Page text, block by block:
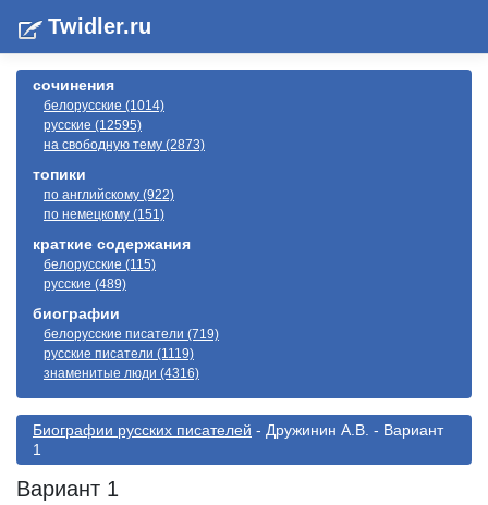
Twidler.ru
сочинения
белорусские (1014)
русские (12595)
на свободную тему (2873)
топики
по английскому (922)
по немецкому (151)
краткие содержания
белорусские (115)
русские (489)
биографии
белорусские писатели (719)
русские писатели (1119)
знаменитые люди (4316)
Биографии русскиx писателей - Дружинин А.В. - Вариант
1
Вариант 1